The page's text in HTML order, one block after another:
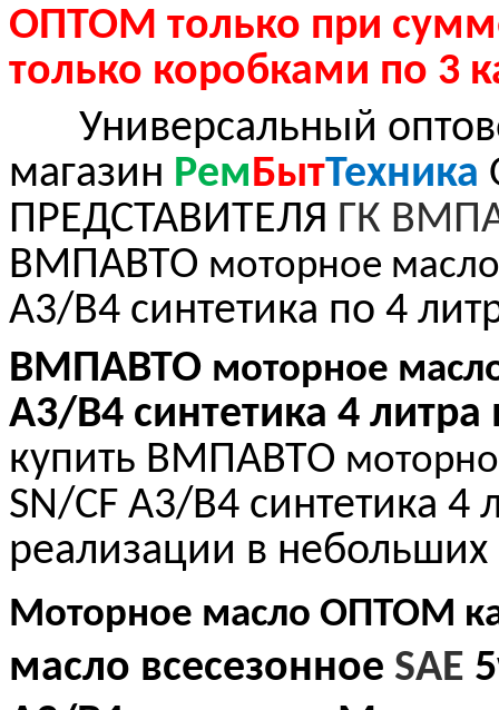
ОПТОМ только при
только коробками по 3
Универсальный
магазин РемБытТехника
ПРЕДСТАВИТЕЛЯ ГК
ВМПАВТО моторное
A3/B4 синтетика по 4
ВМПАВТО моторное
A3/B4 синтетика 4 литра
купить ВМПАВТО
SN/CF A3/B4 синтетика 4
реализации в
Моторное масло ОПТОМ
масло всесезонное SAE